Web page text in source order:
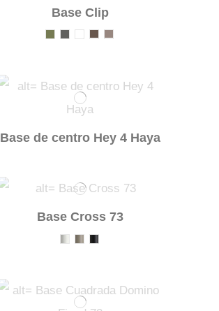
Base Clip
Base de centro Hey 4 Haya
Base Cross 73